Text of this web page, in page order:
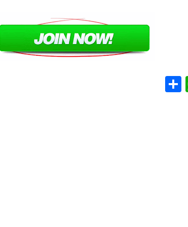
WhatsApp